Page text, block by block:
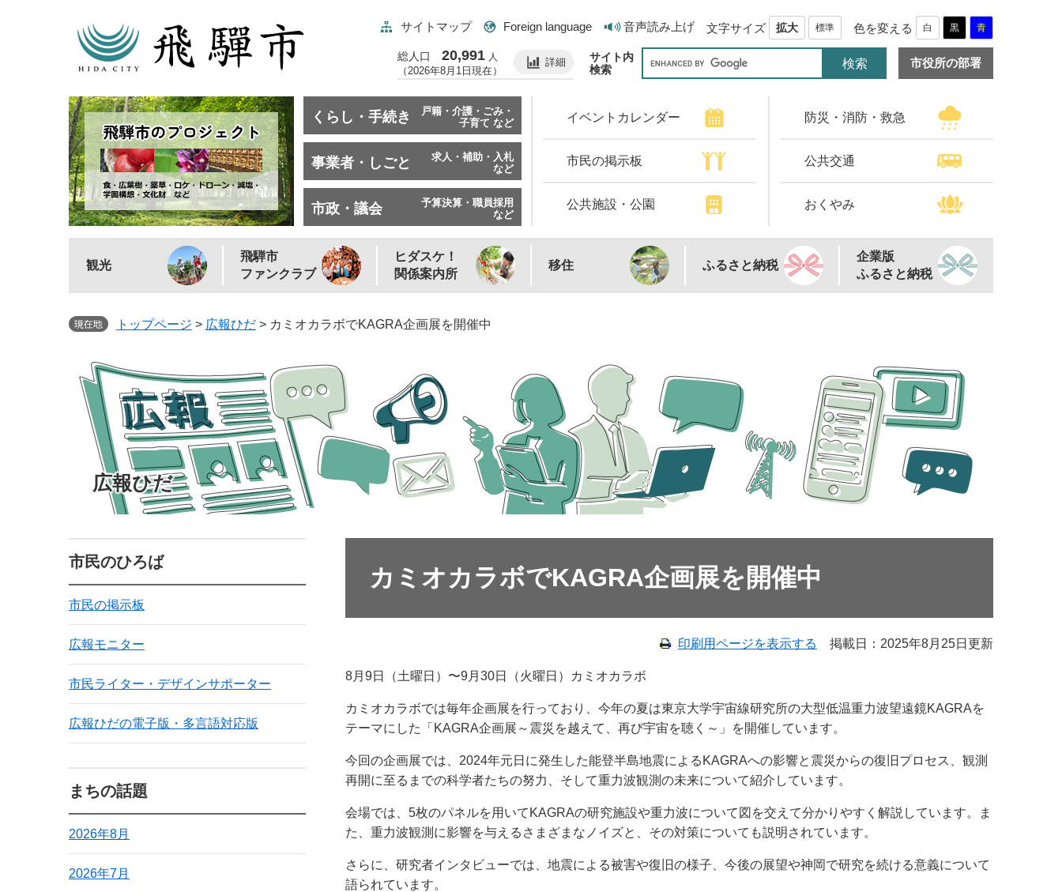
サイトマップ Foreign language 音声読み上げ 文字サイズ 拡大 標準 色を変える 白 黒 青
総人口 20,991 人
（2026年8月1日現在）
詳細
サイト内
検索
市役所の部署
くらし・手続き
戸籍・介護・ごみ・
子育て など
事業者・しごと
求人・補助・入札
など
市政・議会
予算決算・職員採用
など
イベントカレンダー 防災・消防・救急
市民の掲示板 公共交通
公共施設・公園 おくやみ
観光
飛騨市
ファンクラブ
ヒダスケ！
関係案内所
移住 ふるさと納税
企業版
ふるさと納税
トップページ > 広報ひだ > カミオカラボでKAGRA企画展を開催中
広報ひだ
市民のひろば
市民の掲示板
広報モニター
市民ライター・デザインサポーター
広報ひだの電子版・多言語対応版
まちの話題
2026年8月
2026年7月
カミオカラボでKAGRA企画展を開催中
印刷用ページを表示する 掲載日：2025年8月25日更新
8月9日（土曜日）〜9月30日（火曜日）カミオカラボ
カミオカラボでは毎年企画展を行っており、今年の夏は東京大学宇宙線研究所の大型低温重力波望遠鏡KAGRAを
テーマにした「KAGRA企画展～震災を越えて、再び宇宙を聴く～」を開催しています。
今回の企画展では、2024年元日に発生した能登半島地震によるKAGRAへの影響と震災からの復旧プロセス、観測
再開に至るまでの科学者たちの努力、そして重力波観測の未来について紹介しています。
会場では、5枚のパネルを用いてKAGRAの研究施設や重力波について図を交えて分かりやすく解説しています。ま
た、重力波観測に影響を与えるさまざまなノイズと、その対策についても説明されています。
さらに、研究者インタビューでは、地震による被害や復旧の様子、今後の展望や神岡で研究を続ける意義について
語られています。